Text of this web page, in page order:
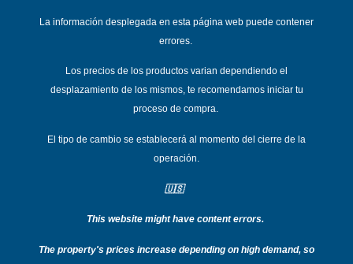
La información desplegada en esta página web puede contener
errores.
Los precios de los productos varian dependiendo el
desplazamiento de los mismos, te recomendamos iniciar tu
proceso de compra.
El tipo de cambio se establecerá al momento del cierre de la
operación.
🇺🇸
This website might have content errors.
The property's prices increase depending on high demand, so